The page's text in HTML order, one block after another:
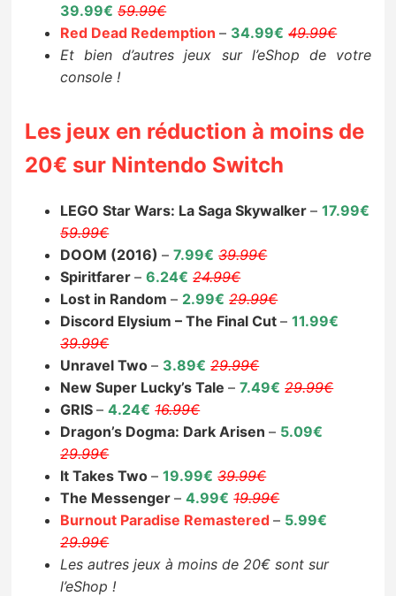
39.99€ 59.99€
Red Dead Redemption – 34.99€ 49.99€
Et bien d’autres jeux sur l’eShop de votre
console !
Les jeux en réduction à moins de
20€ sur Nintendo Switch
LEGO Star Wars: La Saga Skywalker–17.99€
59.99€
DOOM (2016)–7.99€ 39.99€
Spiritfarer–6.24€ 24.99€
Lost in Random– 2.99€ 29.99€
Discord Elysium – The Final Cut–11.99€
39.99€
Unravel Two– 3.89€ 29.99€
New Super Lucky’s Tale–7.49€ 29.99€
GRIS–4.24€ 16.99€
Dragon’s Dogma: Dark Arisen– 5.09€
29.99€
It Takes Two–19.99€ 39.99€
The Messenger–4.99€ 19.99€
Burnout Paradise Remastered – 5.99€
29.99€
Les autres jeux à moins de 20€ sont sur
l’eShop !